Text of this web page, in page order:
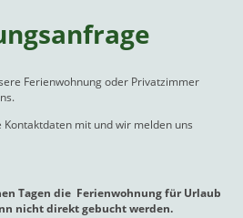
Ferienwohnung oder Privatzimmer
Kontaktdaten mit und wir melden uns
Tagen die Ferienwohnung für Urlaub
nicht direkt gebucht werden.